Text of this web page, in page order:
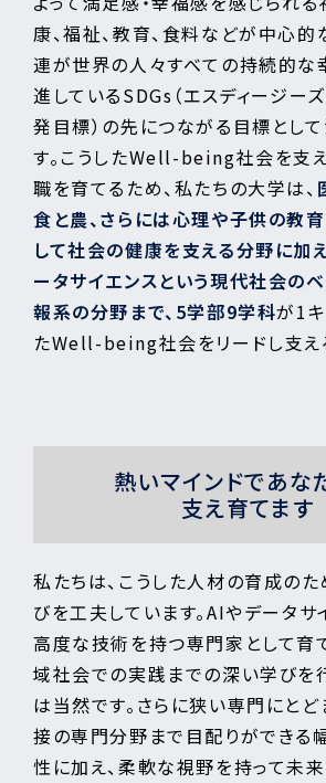
康、福祉、教育、食料などが中心的
連が世界の人々すべての持続的な
進しているSDGs（エスディージー
発目標）の先につながる目標とし
す。こうしたWell-being社会を支
職を育てるため、私たちの大学は、
食と農、さらには心理や子供の教
して社会の健康を支える分野に加
ータサイエンスという現代社会の
報系の分野まで、5学部9学科が1
たWell-being社会をリードし支え
熱いマインドであな
支え育てます
私たちは、こうした人材の育成のた
びを工夫しています。AIやデータサ
高度な技術を持つ専門家として育
域社会での実践までの深い学びを
は当然です。さらに狭い専門にとど
接の専門分野まで目配りができる
性に加え、柔軟な視野を持って未